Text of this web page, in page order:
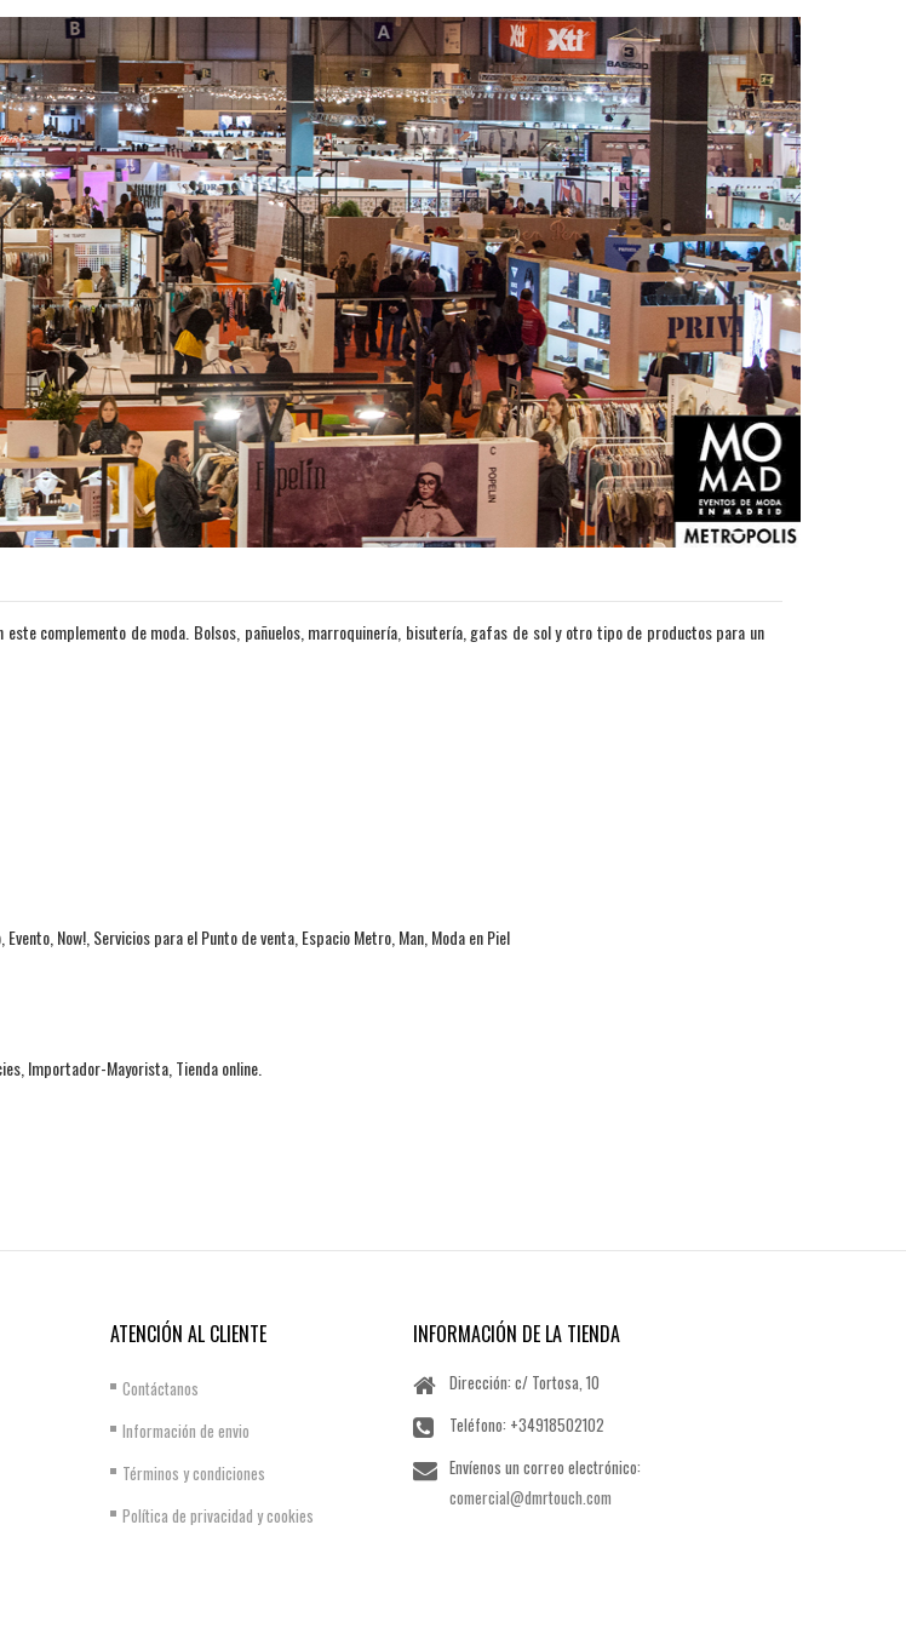
complemento de moda. Bolsos, pañuelos, marroquinería, bisutería, gafas de sol y otro tipo de productos para un
Now!, Servicios para el Punto de venta, Espacio Metro, Man, Moda en Piel
Importador-Mayorista, Tienda online.
ATENCIÓN AL CLIENTE
Contáctanos
Información de envio
Términos y condiciones
Política de privacidad y cookies
INFORMACIÓN DE LA TIENDA
Dirección: c/ Tortosa, 10
Teléfono: +34918502102
Envíenos un correo electrónico:
comercial@dmrtouch.com